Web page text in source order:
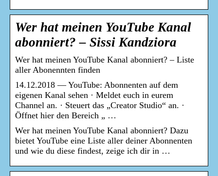
Wer hat meinen YouTube Kanal
abonniert? – Sissi Kandziora
Wer hat meinen YouTube Kanal abonniert? – Liste
aller Abonennten finden
14.12.2018 — YouTube: Abonnenten auf dem
eigenen Kanal sehen · Meldet euch in eurem
Channel an. · Steuert das „Creator Studio“ an. ·
Öffnet hier den Bereich „ …
Wer hat meinen YouTube Kanal abonniert? Dazu
bietet YouTube eine Liste aller deiner Abonnenten
und wie du diese findest, zeige ich dir in …